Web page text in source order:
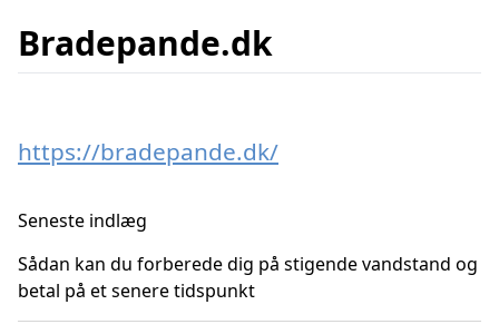
Bradepande.dk
https://bradepande.dk/
Seneste indlæg
Sådan kan du forberede dig på stigende vandstand og
betal på et senere tidspunkt